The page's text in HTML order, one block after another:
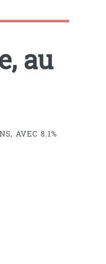
au
AVEC 8.1%